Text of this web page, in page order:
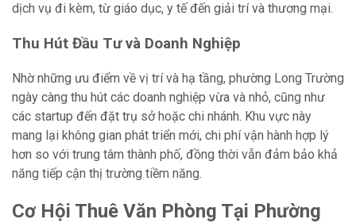
dịch vụ đi kèm, từ giáo dục, y tế đến giải trí và thương mại.
Thu Hút Đầu Tư và Doanh Nghiệp
Nhờ những ưu điểm về vị trí và hạ tầng, phường Long Trường
ngày càng thu hút các doanh nghiệp vừa và nhỏ, cũng như
các startup đến đặt trụ sở hoặc chi nhánh. Khu vực này
mang lại không gian phát triển mới, chi phí vận hành hợp lý
hơn so với trung tâm thành phố, đồng thời vẫn đảm bảo khả
năng tiếp cận thị trường tiềm năng.
Cơ Hội Thuê Văn Phòng Tại Phường